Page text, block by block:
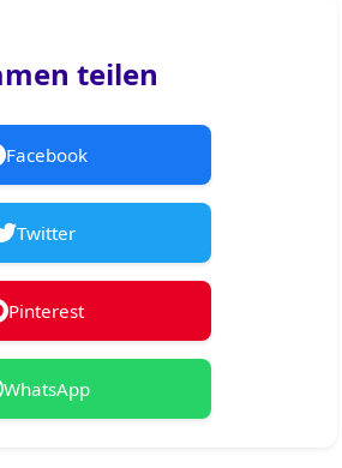
teilen
Facebook
Twitter
Pinterest
WhatsApp